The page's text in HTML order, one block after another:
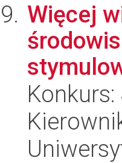
Więcej
Konkurs: